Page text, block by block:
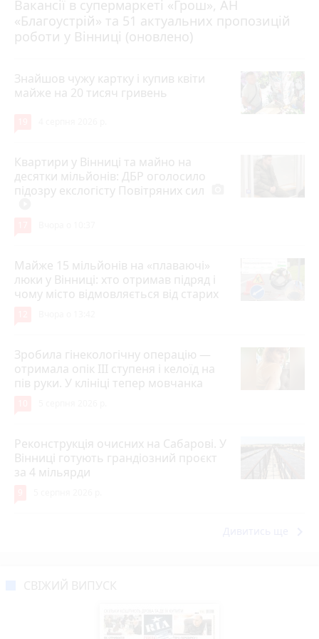
Вакансії в супермаркеті «Грош», АН
«Благоустрій» та 51 актуальних пропозицій
роботи у Вінниці (оновлено)
4 серпня 2026 р.
Знайшов чужу картку і купив квіти
майже на 20 тисяч гривень
Квартири у Вінниці та майно на
десятки мільйонів: ДБР оголосило
підозру екслогісту Повітряних сил
Майже 15 мільйонів на «плаваючі»
люки у Вінниці: хто отримав підряд і
чому місто відмовляється від старих
Зробила гінекологічну операцію —
отримала опік ІІІ ступеня і келоїд на
пів руки. У клініці тепер мовчанка
Реконструкція очисних на Сабарові. У
Вінниці готують грандіозний проєкт
за 4 мільярди